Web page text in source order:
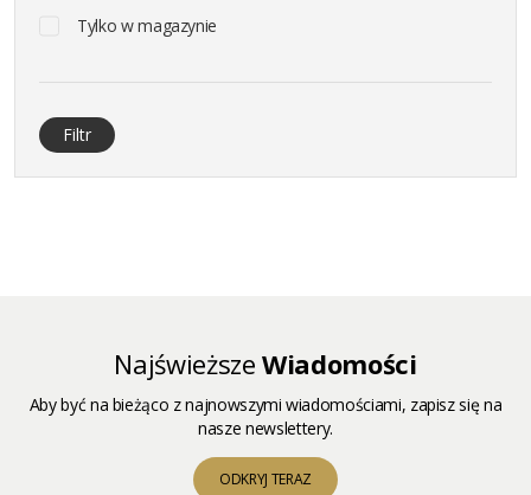
Tylko w magazynie
Filtr
NajświeższeWiadomości
Aby być na bieżąco z najnowszymi wiadomościami, zapisz się na
nasze newslettery.
ODKRYJ TERAZ